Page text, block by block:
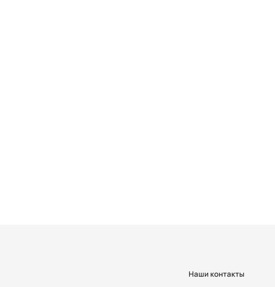
Наши контакты